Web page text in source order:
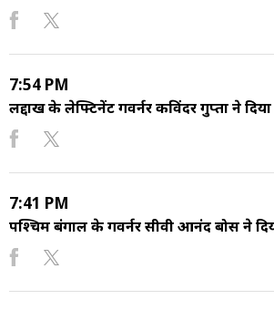
7:54 PM
लद्दाख के लेफ्टिनेंट गवर्नर कविंदर गुप्ता ने
7:41 PM
पश्चिम बंगाल के गवर्नर सीवी आनंद बोस ने